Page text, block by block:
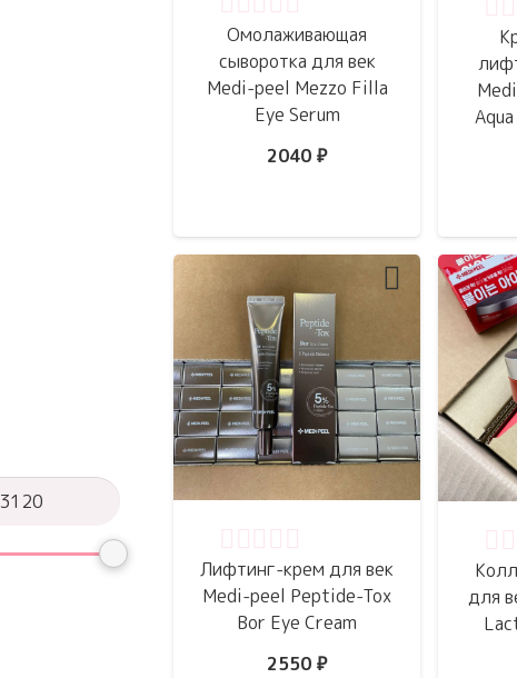
Омолаживающая
сыворотка для век
Medi-peel Mezzo Filla
Eye Serum
2040 ₽
Лифтинг-крем для век
Medi-peel Peptide-Tox
Bor Eye Cream
2550 ₽
для